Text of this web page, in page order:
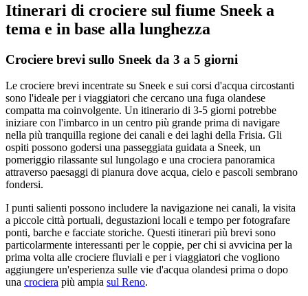
Itinerari di crociere sul fiume Sneek a
tema e in base alla lunghezza
Crociere brevi sullo Sneek da 3 a 5 giorni
Le crociere brevi incentrate su Sneek e sui corsi d'acqua circostanti
sono l'ideale per i viaggiatori che cercano una fuga olandese
compatta ma coinvolgente. Un itinerario di 3-5 giorni potrebbe
iniziare con l'imbarco in un centro più grande prima di navigare
nella più tranquilla regione dei canali e dei laghi della Frisia. Gli
ospiti possono godersi una passeggiata guidata a Sneek, un
pomeriggio rilassante sul lungolago e una crociera panoramica
attraverso paesaggi di pianura dove acqua, cielo e pascoli sembrano
fondersi.
I punti salienti possono includere la navigazione nei canali, la visita
a piccole città portuali, degustazioni locali e tempo per fotografare
ponti, barche e facciate storiche. Questi itinerari più brevi sono
particolarmente interessanti per le coppie, per chi si avvicina per la
prima volta alle crociere fluviali e per i viaggiatori che vogliono
aggiungere un'esperienza sulle vie d'acqua olandesi prima o dopo
una crociera più ampia sul Reno.